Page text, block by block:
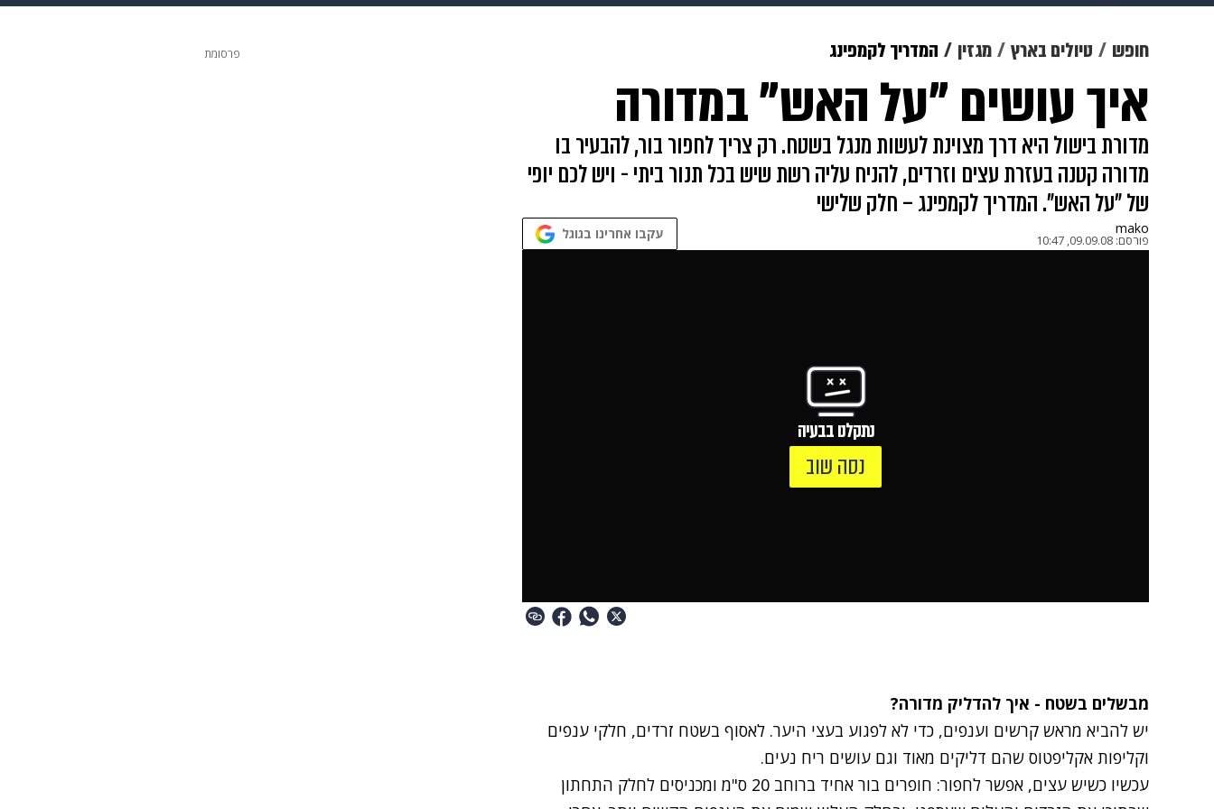
תרבות צבא וביטחון makoZ
גאווה ויוה משפט תשעה חודשים מתכונים
חופש טיולים בארץ מגזין המדריך לקמפינג
איך עושים "על האש" במדורה
מדורת בישול היא דרך מצוינת לעשות מנגל בשטח. רק צריך לחפור בור, להבעיר בו
מדורה קטנה בעזרת עצים וזרדים, להניח עליה רשת שיש בכל תנור ביתי - ויש לכם יופי
של "על האש". המדריך לקמפינג – חלק שלישי
mako
פורסם: 09.09.08, 10:47 עקבו אחרינו בגוגל
נתקלנו בבעיה
נסה שוב
מבשלים בשטח - איך להדליק מדורה?
יש להביא מראש קרשים וענפים, כדי לא לפגוע בעצי היער. לאסוף בשטח זרדים, חלקי ענפים
וקליפות אקליפטוס שהם דליקים מאוד וגם עושים ריח נעים.
עכשיו כשיש עצים, אפשר לחפור: חופרים בור אחיד ברוחב 20 ס"מ ומכניסים לחלק התחתון
פרסומת